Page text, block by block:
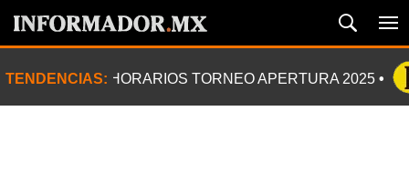
TENDENCIAS: HORARIOS TORNEO APERTURA 2025